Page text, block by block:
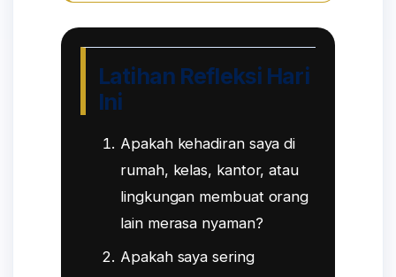
Latihan Refleksi Hari
Ini
Apakah kehadiran saya di
rumah, kelas, kantor, atau
lingkungan membuat orang
lain merasa nyaman?
Apakah saya sering